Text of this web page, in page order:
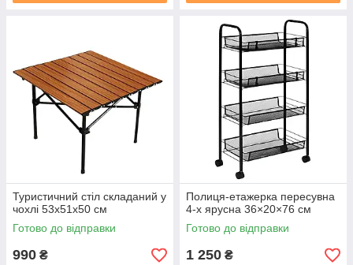
Туристичний стіл складаний у
чохлі 53х51х50 см
Готово до відправки
990 ₴
Полиця-етажерка пересувна
4-х ярусна 36×20×76 см
Готово до відправки
1 250 ₴